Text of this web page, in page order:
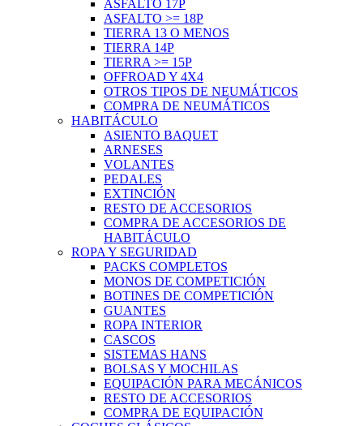
ASFALTO 17P
ASFALTO >= 18P
TIERRA 13 O MENOS
TIERRA 14P
TIERRA >= 15P
OFFROAD Y 4X4
OTROS TIPOS DE NEUMÁTICOS
COMPRA DE NEUMÁTICOS
HABITÁCULO
ASIENTO BAQUET
ARNESES
VOLANTES
PEDALES
EXTINCIÓN
RESTO DE ACCESORIOS
COMPRA DE ACCESORIOS DE
HABITÁCULO
ROPA Y SEGURIDAD
PACKS COMPLETOS
MONOS DE COMPETICIÓN
BOTINES DE COMPETICIÓN
GUANTES
ROPA INTERIOR
CASCOS
SISTEMAS HANS
BOLSAS Y MOCHILAS
EQUIPACIÓN PARA MECÁNICOS
RESTO DE ACCESORIOS
COMPRA DE EQUIPACIÓN